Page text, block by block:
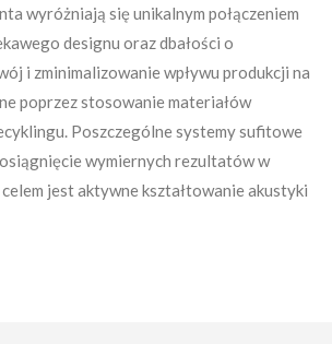
wyróżniają się unikalnym połączeniem
designu oraz dbałości o
i zminimalizowanie wpływu produkcji na
poprzez stosowanie materiałów
Poszczególne systemy sufitowe
wymiernych rezultatów w
jest aktywne kształtowanie akustyki